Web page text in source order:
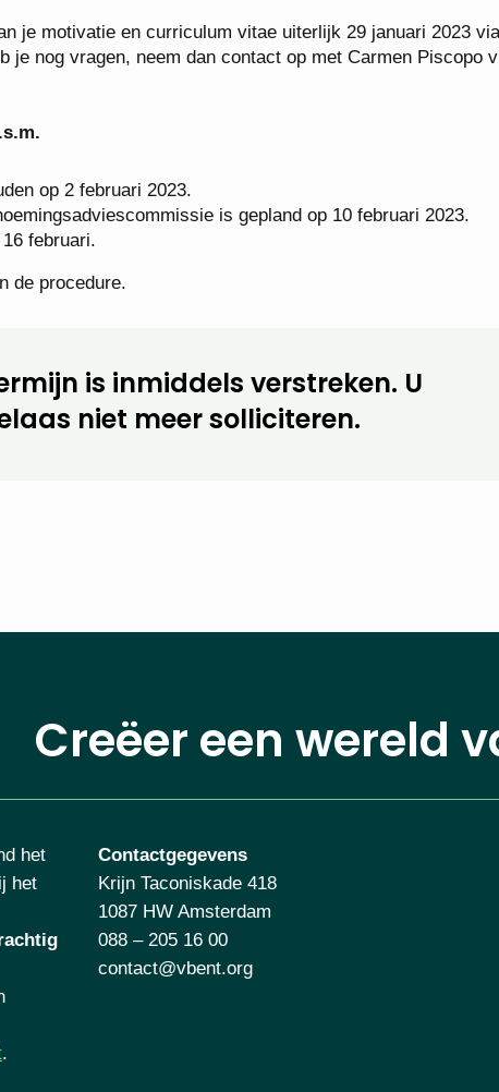
je motivatie en curriculum vitae uiterlijk 29 januari 2023
je nog vragen, neem dan contact op met Carmen Piscopo
op 2 februari 2023.
is gepland op 10 februari 2023.
februari.
de procedure.
is inmiddels verstreken. U
niet meer solliciteren.
Creëer een wereld
het
het
.
Contactgegevens
Krijn Taconiskade 418
1087 HW Amsterdam
088 – 205 16 00
contact@vbent.org